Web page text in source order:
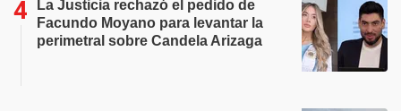
La Justicia rechazó el pedido de
Facundo Moyano para levantar la
perimetral sobre Candela Arizaga